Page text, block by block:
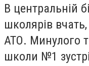
В центральній
школярів
АТО. Минулого
школи №1